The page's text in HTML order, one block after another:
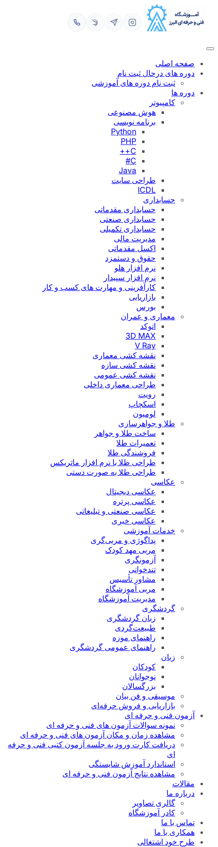
محتوا
صفحه اصلی
دوره های درحال ثبت نام
ثبت نام دوره های آموزشی
دوره ها
کامپیوتر
هوش مصنوعی
برنامه نویسی
Python
PHP
C++
C#
Java
طراحی سایت
ICDL
حسابداری
حسابداری مقدماتی
حسابداری صنعتی
حسابداری تکمیلی
مدیریت مالی
اکسل مقدماتی
حقوق و دستمزد
نرم افزار هلو
نرم افزار سپیدار
کارآفرینی و مهارت های کسب و کار
بازاریابی
بورس
معماری و عمران
اتوکد
3D MAX
V Ray
نقشه کشی معماری
نقشه کشی سازه
نقشه کشی عمومی
طراحی معماری داخلی
رویت
اسکچاپ
لومیون
طلا و جواهرسازی
ساخت طلا و جواهر
تعمیرات طلا
فروشندگی طلا
طراحی طلا با نرم افزار ماتریکس
طراحی طلا به صورت دستی
عکاسی
عکاسی دیجیتال
عکاسی پرتره
عکاسی صنعتی و تبلیغاتی
عکاسی خبری
خدمات آموزشی
پداگوژی و مربی‌گری
مربی مهد کودک
آزمونگری
تندخوانی
مشاور تأسیس
مربی آموزشگاه
مدیریت آموزشگاه
گردشگری
زبان گردشگری
طبیعت‌گردی
راهنمای موزه
راهنمای عمومی گردشگری
زبان
کودکان
نوجوانان
بزرگسالان
موسیقی و فن بیان
بازاریابی و فروش حرفه‌ای
آزمون فنی و حرفه ای
نمونه سوالات آزمون های فنی و حرفه ای
مشاهده زمان و مکان آزمون های فنی و حرفه ای
دریافت کارت ورود به جلسه آزمون کتبی فنی و حرفه
ای
استاندارد آموزش شایستگی
مشاهده نتایج آزمون فنی و حرفه ای
مقالات
درباره ما
گالری تصاویر
کادر آموزشگاه
تماس با ما
همکاری با ما
طرح خود اشتغالی